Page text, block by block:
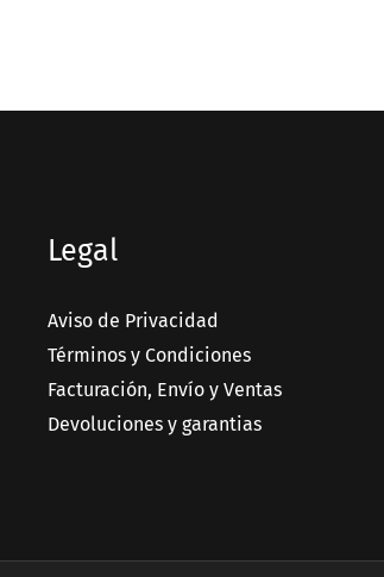
Legal
Aviso de Privacidad
Términos y Condiciones
Facturación, Envío y Ventas
Devoluciones y garantias